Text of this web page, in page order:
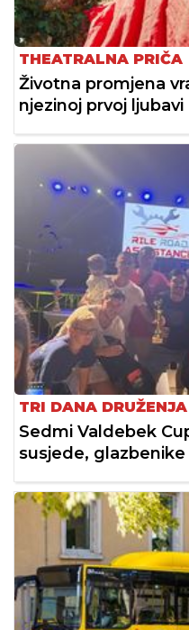
THEATRALNA PRIČA
Životna promjena
njezinoj prvoj ljubavi
TRI DANA DRUŽENJA
Sedmi Valdebek
susjede,